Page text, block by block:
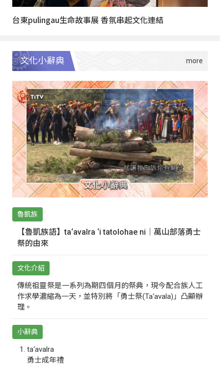
台東pulingau生命故事展 香氛串起文化連結
文化小辭典
魯凱族
【魯凱族語】ta‘avalra ‘i tatolohae ni｜萬山部落勇士
祭的由來
文化介紹
傳統祖靈祭是一系列為期四個月的祭典，現今配合族人工
作求學濃縮為一天，並特別將「勇士祭(Ta‘avala)」凸顯辦
理。
小辭典
ta‘avalra
勇士成年禮